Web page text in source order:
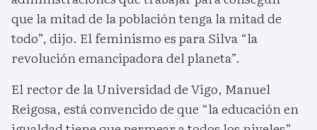
que la mitad de la población tenga la mitad de
todo”, dijo. El feminismo es para Silva “la
revolución emancipadora del planeta”.
El rector de la Universidad de Vigo, Manuel
Reigosa, está convencido de que “la educación en